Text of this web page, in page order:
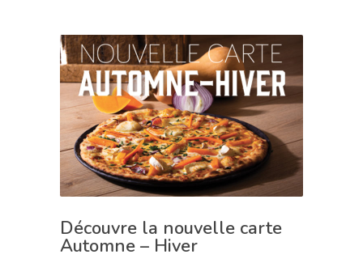
Découvre la nouvelle carte
Automne – Hiver